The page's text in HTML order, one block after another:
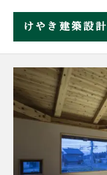
けやき建築設計